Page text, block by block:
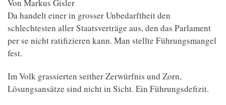
Von Markus Gisler
Da handelt einer in grosser Unbedarftheit den
schlechtesten aller Staatsverträge aus, den das Parlament
per se nicht ratifizieren kann. Man stellte Führungsmangel
fest.
Im Volk grassierten seither Zerwürfnis und Zorn,
Lösungsansätze sind nicht in Sicht. Ein Führungsdefizit.